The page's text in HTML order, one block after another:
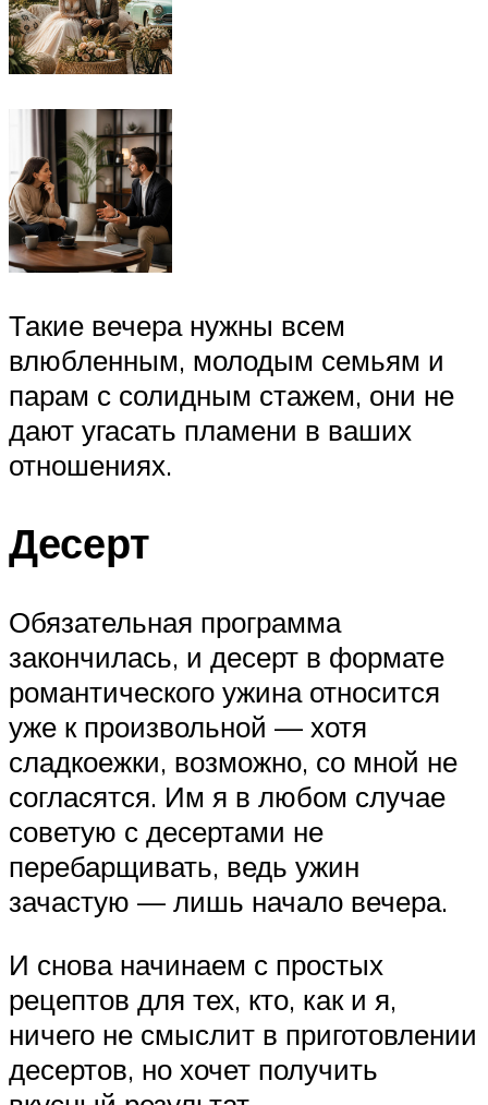
Такие вечера нужны всем
влюбленным, молодым семьям и
парам с солидным стажем, они не
дают угасать пламени в ваших
отношениях.
Десерт
Обязательная программа
закончилась, и десерт в формате
романтического ужина относится
уже к произвольной — хотя
сладкоежки, возможно, со мной не
согласятся. Им я в любом случае
советую с десертами не
перебарщивать, ведь ужин
зачастую — лишь начало вечера.
И снова начинаем с простых
рецептов для тех, кто, как и я,
ничего не смыслит в приготовлении
десертов, но хочет получить